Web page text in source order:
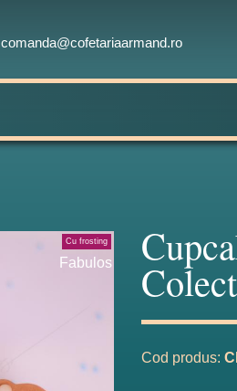
comanda@cofetariaarmand.ro
Cu frosting
Fabulos
Cod produs: